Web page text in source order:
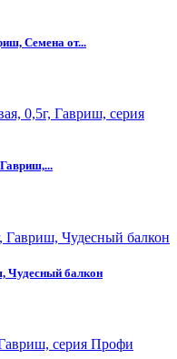
Семена от...
Чудесный балкон